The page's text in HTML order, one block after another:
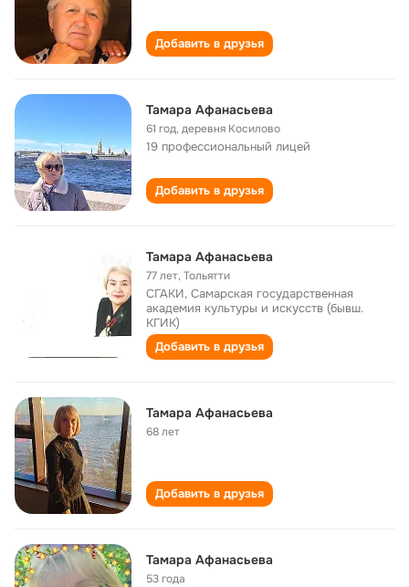
Добавить в друзья
Тамара Афанасьева
61 год,деревня Косилово
19 профессиональный лицей
Добавить в друзья
Тамара Афанасьева
77 лет,Тольятти
СГАКИ, Самарская государственная
академия культуры и искусств (бывш.
КГИК)
Добавить в друзья
Тамара Афанасьева
68 лет
Добавить в друзья
Тамара Афанасьева
53 года